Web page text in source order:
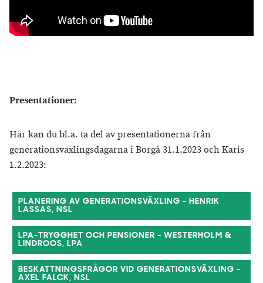
Presentationer:
Här kan du bl.a. ta del av presentationerna från
generationsväxlingsdagarna i Borgå 31.1.2023 och Karis
1.2.2023:
PLANERING AV GENERATIONSVÄXLING - HENRIK
LASSAS, NSL
LPA-TRYGGHET OCH PENSIONER - WESTERHOLM &
LINDROOS, LPA
BESKATTNINGSFRÅGOR VID GENERATIONSVÄXLING -
AXEL FALCK, NSL